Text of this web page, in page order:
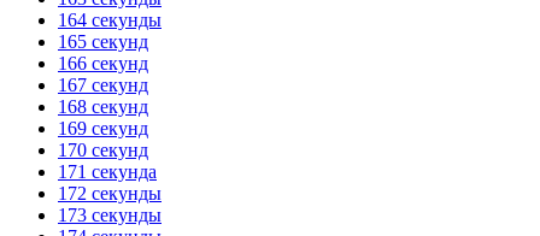
164 секунды
165 секунд
166 секунд
167 секунд
168 секунд
169 секунд
170 секунд
171 секунда
172 секунды
173 секунды